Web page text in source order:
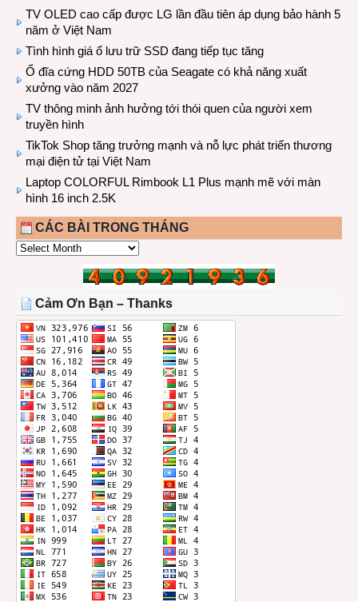
TV OLED cao cấp được LG lần đầu tiên áp dụng bảo hành 5
năm ở Việt Nam
Tình hình giá ổ lưu trữ SSD đang tiếp tục tăng
Ổ đĩa cứng HDD 50TB của Seagate có khả năng xuất
xưởng vào năm 2027
TV thông minh ảnh hưởng tới thói quen của người xem
truyền hình
TikTok Shop tăng trưởng mạnh và nỗ lực phát triển thương
mại điện tử tại Việt Nam
Laptop COLORFUL Rimbook L1 Plus mạnh mẽ với màn
hình 16 inch 2.5K
CÁC BÀI TRONG THÁNG
CÁC
THÁNG
Cảm Ơn Bạn – Thanks